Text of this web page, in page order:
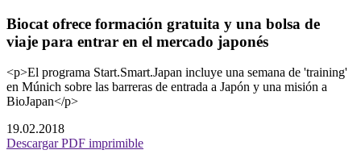
Biocat ofrece formación gratuita y una bolsa de
viaje para entrar en el mercado japonés
<p>El programa Start.Smart.Japan incluye una semana de 'training'
en Múnich sobre las barreras de entrada a Japón y una misión a
BioJapan</p>
19.02.2018
Descargar PDF imprimible